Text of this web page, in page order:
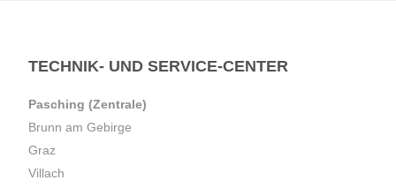
TECHNIK- UND SERVICE-CENTER
Pasching (Zentrale)
Brunn am Gebirge
Graz
Villach